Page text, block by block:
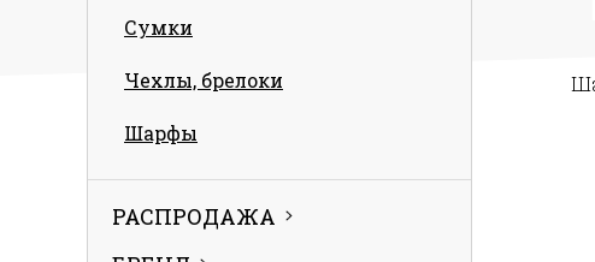
Сумки
Чехлы, брелоки
Шарфы
РАСПРОДАЖА